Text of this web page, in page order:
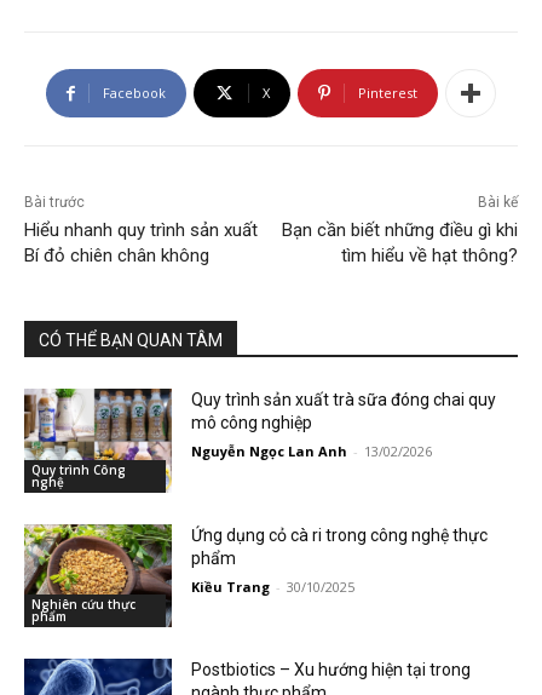
Facebook X Pinterest
Bài trước
Hiểu nhanh quy trình sản xuất
Bí đỏ chiên chân không
Bài kế
Bạn cần biết những điều gì khi
tìm hiểu về hạt thông?
CÓ THỂ BẠN QUAN TÂM
Quy trình Công
nghệ
Quy trình sản xuất trà sữa đóng chai quy
mô công nghiệp
Nguyễn Ngọc Lan Anh - 13/02/2026
Nghiên cứu thực
phẩm
Ứng dụng cỏ cà ri trong công nghệ thực
phẩm
Kiều Trang - 30/10/2025
Postbiotics – Xu hướng hiện tại trong